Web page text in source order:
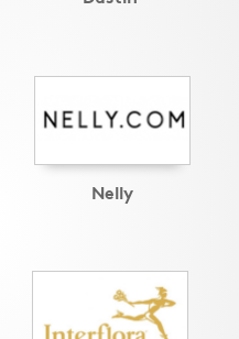
Nelly